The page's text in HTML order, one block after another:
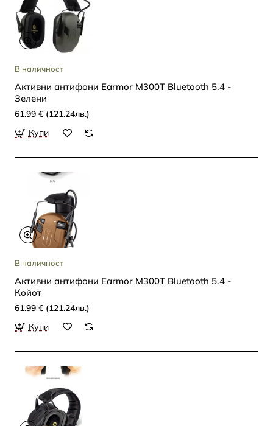
В наличност
Активни антифони Earmor M300T Bluetooth 5.4 -
Зелени
61.99 € (121.24лв.)
Купи
В наличност
Активни антифони Earmor M300T Bluetooth 5.4 -
Койот
61.99 € (121.24лв.)
Купи